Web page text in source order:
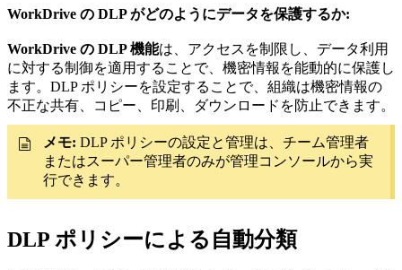
WorkDrive の DLP がどのようにデータを保護するか:
WorkDrive の DLP 機能は、アクセスを制限し、データ利用
に対する制御を適用することで、機密情報を能動的に保護し
ます。DLP ポリシーを設定することで、組織は機密情報の
不正な共有、コピー、印刷、ダウンロードを防止できます。
メモ: DLP ポリシーの設定と管理は、チーム管理者
またはスーパー管理者のみが管理コンソールから実
行できます。
DLP ポリシーによる自動分類